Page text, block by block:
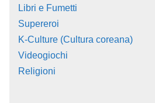
Libri e Fumetti
Supereroi
K-Culture (Cultura coreana)
Videogiochi
Religioni